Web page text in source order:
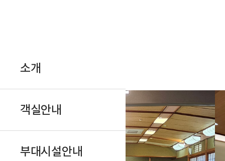
소개
객실안내
부대시설안내
회의실